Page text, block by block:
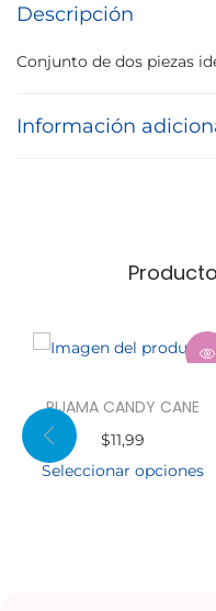
Descripción
Conjunto de dos piezas
Información
PIJAMA CANDY CANE
$11,99
Seleccionar opciones